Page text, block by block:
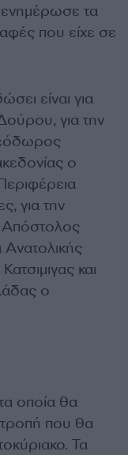
τα
που είχε σε
είναι για
για την
ο
για την
Απόστολος
Ανατολικής
και
ο
οποία θα
που θα
Τα